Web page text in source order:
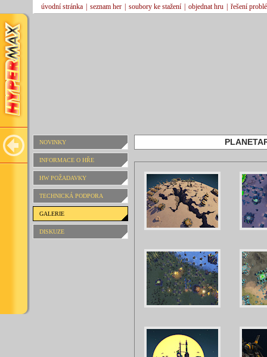
úvodní stránka seznam her soubory ke stažení objednat hru řešení
NOVINKY
INFORMACE O HŘE
HW POŽADAVKY
TECHNICKÁ PODPORA
GALERIE
DISKUZE